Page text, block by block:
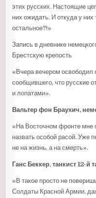
этих русских. Настоящие
них ожидать. И откуда у них
остальное?!»
Запись в дневнике
Брестскую крепость
«Вчера вечером освободил
сообщившего, что русские
и лопатами».
Вальтер фон Браухич,
«На Восточном фронте мне
назвать особой расой. Уже
не на жизнь, а на смерть».
Ганс Беккер, танкист 12-й
«В такое просто не
Солдаты Красной Армии,